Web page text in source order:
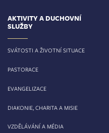
AKTIVITY A DUCHOVNÍ
SLUŽBY
SVÁTOSTI A ŽIVOTNÍ SITUACE
PASTORACE
EVANGELIZACE
DIAKONIE, CHARITA A MISIE
VZDĚLÁVÁNÍ A MÉDIA